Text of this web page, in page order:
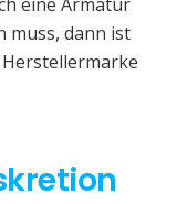
muss, dann ist